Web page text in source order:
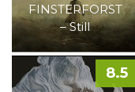
FINSTERFORST
– Still
8.5